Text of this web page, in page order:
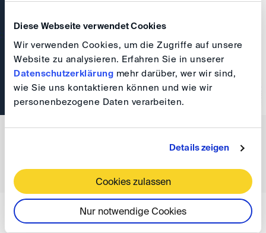
Diese Webseite verwendet Cookies
Wir verwenden Cookies, um die Zugriffe auf unsere
Website zu analysieren. Erfahren Sie in unserer
Datenschutzerklärung mehr darüber, wer wir sind,
wie Sie uns kontaktieren können und wie wir
personenbezogene Daten verarbeiten.
Details zeigen
Cookies zulassen
Nur notwendige Cookies